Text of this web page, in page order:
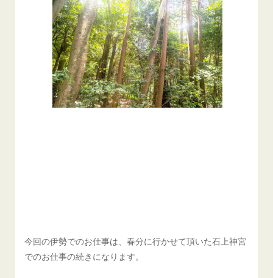
今回の伊勢でのお仕事は、春分に行かせて頂いた石上神宮
でのお仕事の続きになります。